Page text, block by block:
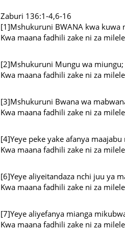
Zaburi 136:1-4,6-16
[1]Mshukuruni BWANA kwa kuwa
Kwa maana fadhili zake ni za
[2]Mshukuruni Mungu wa miungu;
Kwa maana fadhili zake ni za
[3]Mshukuruni Bwana wa
Kwa maana fadhili zake ni za
[4]Yeye peke yake afanya maajabu
Kwa maana fadhili zake ni za
[6]Yeye aliyeitandaza nchi juu ya
Kwa maana fadhili zake ni za
[7]Yeye aliyefanya mianga
Kwa maana fadhili zake ni za